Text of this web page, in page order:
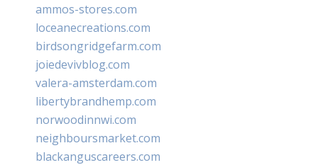
ammos-stores.com
loceanecreations.com
birdsongridgefarm.com
joiedevivblog.com
valera-amsterdam.com
libertybrandhemp.com
norwoodinnwi.com
neighboursmarket.com
blackanguscareers.com